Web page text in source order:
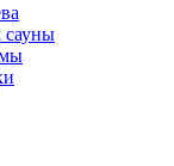
сауны